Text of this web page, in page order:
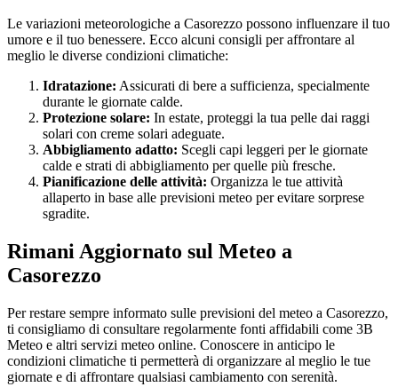
Le variazioni meteorologiche a Casorezzo possono influenzare il tuo
umore e il tuo benessere. Ecco alcuni consigli per affrontare al
meglio le diverse condizioni climatiche:
Idratazione: Assicurati di bere a sufficienza, specialmente
durante le giornate calde.
Protezione solare: In estate, proteggi la tua pelle dai raggi
solari con creme solari adeguate.
Abbigliamento adatto: Scegli capi leggeri per le giornate
calde e strati di abbigliamento per quelle più fresche.
Pianificazione delle attività: Organizza le tue attività
allaperto in base alle previsioni meteo per evitare sorprese
sgradite.
Rimani Aggiornato sul Meteo a
Casorezzo
Per restare sempre informato sulle previsioni del meteo a Casorezzo,
ti consigliamo di consultare regolarmente fonti affidabili come 3B
Meteo e altri servizi meteo online. Conoscere in anticipo le
condizioni climatiche ti permetterà di organizzare al meglio le tue
giornate e di affrontare qualsiasi cambiamento con serenità.